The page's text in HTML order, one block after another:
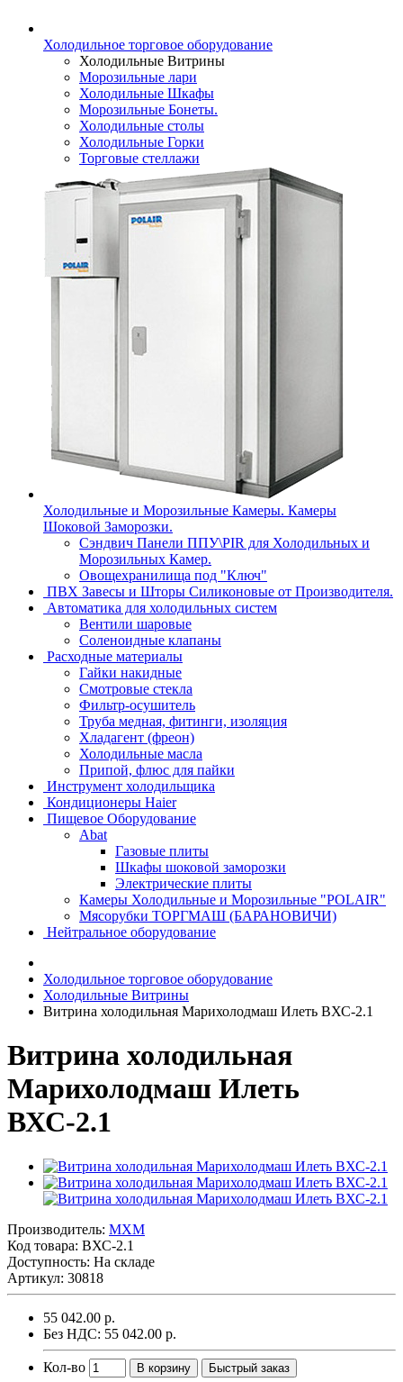
Холодильное торговое оборудование
Холодильные Витрины
Морозильные лари
Холодильные Шкафы
Морозильные Бонеты.
Холодильные столы
Холодильные Горки
Торговые стеллажи
Холодильные и Морозильные Камеры. Камеры
Шоковой Заморозки.
Сэндвич Панели ППУ\PIR для Холодильных и
Морозильных Камер.
Овощехранилища под "Ключ"
ПВХ Завесы и Шторы Силиконовые от Производителя.
Автоматика для холодильных систем
Вентили шаровые
Соленоидные клапаны
Расходные материалы
Гайки накидные
Смотровые стекла
Фильтр-осушитель
Труба медная, фитинги, изоляция
Хладагент (фреон)
Холодильные масла
Припой, флюс для пайки
Инструмент холодильщика
Кондиционеры Haier
Пищевое Оборудование
Abat
Газовые плиты
Шкафы шоковой заморозки
Электрические плиты
Камеры Холодильные и Морозильные "POLAIR"
Мясорубки ТОРГМАШ (БАРАНОВИЧИ)
Нейтральное оборудование
Холодильное торговое оборудование
Холодильные Витрины
Витрина холодильная Марихолодмаш Илеть ВХС-2.1
Витрина холодильная
Марихолодмаш Илеть
ВХС-2.1
Производитель: MXM
Код товара: ВХС-2.1
Доступность: На складе
Артикул: 30818
55 042.00 р.
Без НДС: 55 042.00 р.
Кол-во В корзину Быстрый заказ